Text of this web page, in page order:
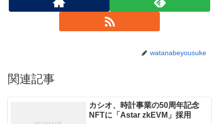
watanabeyousuke
関連記事
カシオ、時計事業の50周年記念
NFTに「Astar zkEVM」採用